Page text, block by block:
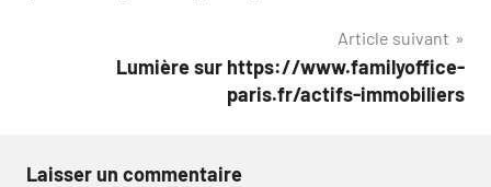
Article suivant
Lumière sur https://www.familyoffice-
paris.fr/actifs-immobiliers
Laisser un commentaire